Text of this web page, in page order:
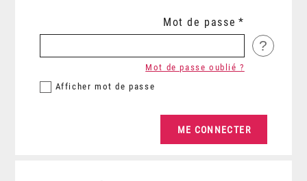
Mot de passe
?
Afficher mot de passe
Mot de passe oublié ?